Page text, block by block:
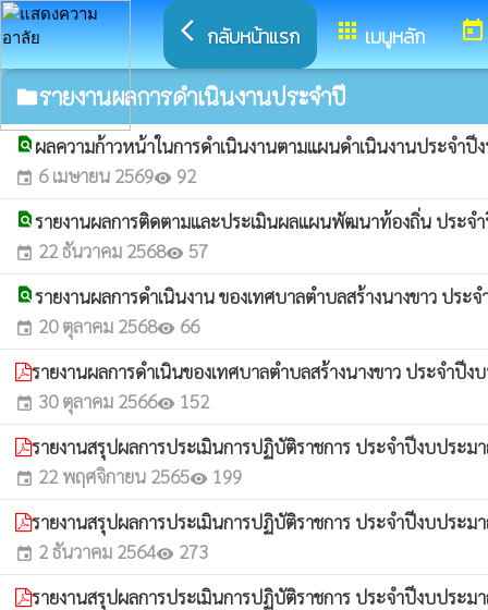
arrow_back_ios กลับหน้าแรก appsเมนูหลัก today
folderรายงานผลการดำเนินงานประจำปี
find_in_page ผลความก้าวหน้าในการดำเนินงานตามแผนดำเนินงานประจำ
event 6 เมษายน 2569visibility 92
find_in_pageรายงานผลการติดตามและประเมินผลแผนพัฒนาท้องถิ่น ประ
event 22 ธันวาคม 2568visibility 57
find_in_pageรายงานผลการดำเนินงาน ของเทศบาลตำบลสร้างนางขาว ปร
event 20 ตุลาคม 2568visibility 66
รายงานผลการดำเนินของเทศบาลตำบลสร้างนางขาว ประจำปี
event 30 ตุลาคม 2566visibility 152
รายงานสรุปผลการประเมินการปฏิบัติราชการ ประจำปีงบประ
event 22 พฤศจิกายน 2565visibility 199
รายงานสรุปผลการประเมินการปฏิบัติราชการ ประจำปีงบประ
event 2 ธันวาคม 2564visibility 273
รายงานสรุปผลการประเมินการปฏิบัติราชการ ประจำปีงบประ